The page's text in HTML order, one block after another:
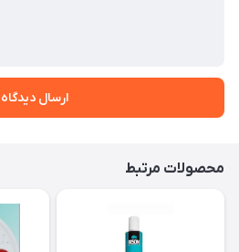
ارسال دیدگاه
محصولات مرتبط